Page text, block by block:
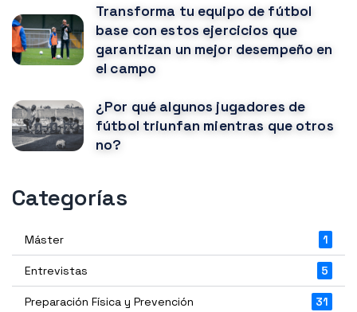
Transforma tu equipo de fútbol
base con estos ejercicios que
garantizan un mejor desempeño en
el campo
¿Por qué algunos jugadores de
fútbol triunfan mientras que otros
no?
Categorías
Máster 1
Entrevistas 5
Preparación Física y Prevención 31